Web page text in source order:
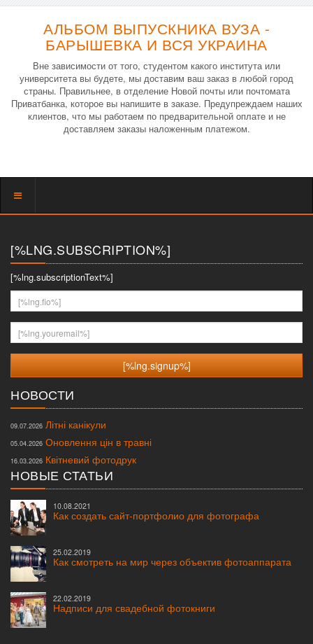
АЛЬБОМ ВЫПУСКНИКА ВУЗА -
БАРЫШЕВКА И ВСЯ УКРАИНА
Вне зависимости от того, студентом какого института или
университета вы будете, мы доставим ваш заказ в любой город
страны. Правильнее, в отделение Новой почты или почтомата
Приватбанка, которое вы напишите в заказе. Предупреждаем наших
клиентов, что мы работаем по предварительной оплате и не
доставляем заказы наложенным платежом.
Показать
[%LNG.SUBSCRIPTION%]
[%lng.subscriptionText%]
[%lng.fio%]
[%lng.youremail%]
НОВОСТИ
09.07.2026 Літні канікули
05.04.2026 Оновлення цін в травні
16.03.2026 Квітневий фотодрук
НОВЫЕ СТАТЬИ
10.08.2021
Как создать сайт-портфолио для фотографа
25.02.2019
Как смотреть на мир через объектив фотоаппарата
22.02.2019
Надписи для свадебной фотокниги